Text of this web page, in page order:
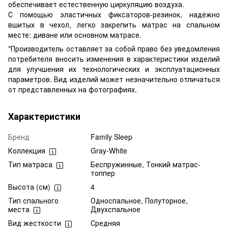
обеспечивает естественную циркуляцию воздуха.
С помощью эластичных фиксаторов-резинок, надёжно
вшитых в чехол, легко закрепить матрас на спальном
месте: диване или основном матрасе.
*Производитель оставляет за собой право без уведомления
потребителя вносить изменения в характеристики изделий
для улучшения их технологических и эксплуатационных
параметров. Вид изделий может незначительно отличаться
от представленных на фотографиях.
Характеристики
Бренд
Family Sleep
Коллекция
Gray-White
Тип матраса
Беспружинные, Тонкий матрас-
топпер
Высота (см)
4
Тип спального
места
Односпальное, Полуторное,
Двухспальное
Вид жесткости
Средняя